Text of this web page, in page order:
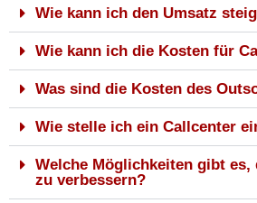
Wie kann ich den Umsatz
Wie kann ich die Kosten für
Was sind die Kosten des
Wie stelle ich ein Callcenter
Welche Möglichkeiten gibt es,
zu verbessern?